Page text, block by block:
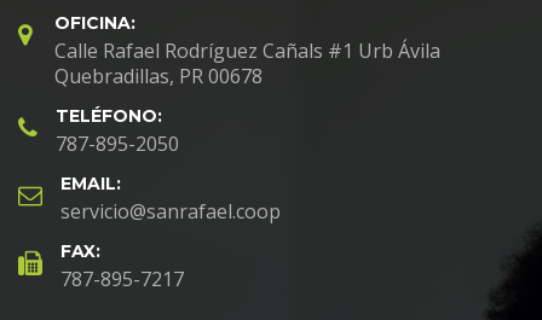
OFICINA:
Calle Rafael Rodríguez Cañals #1 Urb Ávila
Quebradillas, PR 00678
TELÉFONO:
787-895-2050
EMAIL:
servicio@sanrafael.coop
FAX:
787-895-7217